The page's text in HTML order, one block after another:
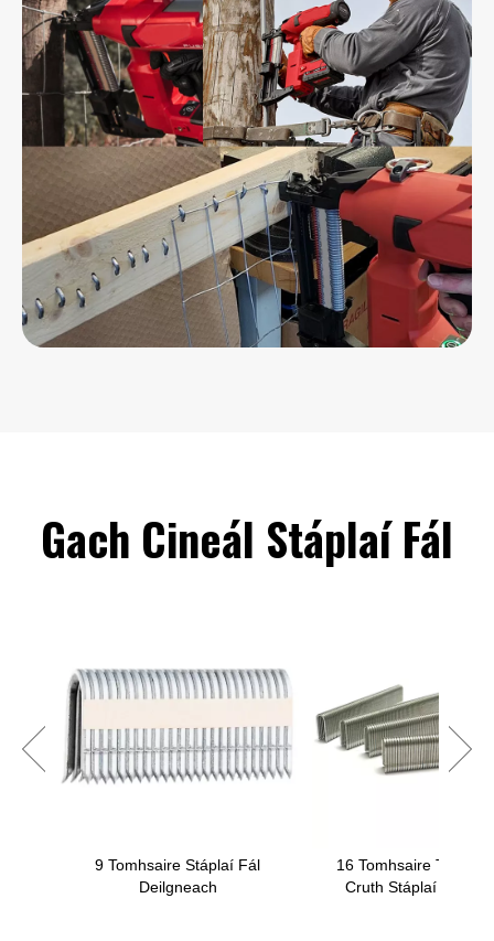
Gach Cineál Stáplaí Fál
9 Tomhsaire Stáplaí Fál
Deilgneach
16 Tomhsaire TRD
Cruth Stáplaí le